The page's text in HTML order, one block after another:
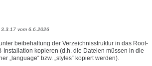
vom 6.6.2026
beibehaltung der Verzeichnisstruktur in das Root-
Installation kopieren (d.h. die Dateien müssen in die
„language“ bzw. „styles“ kopiert werden).